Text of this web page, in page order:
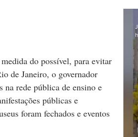
do possível, para evitar
de Janeiro, o governador
rede pública de ensino e
públicas e
foram fechados e eventos